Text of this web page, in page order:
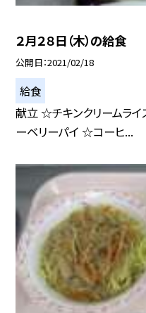
２月２８日（木）の給食
公開日 2021/02/18
給食
献立 ☆チキンクリームラ
ーベリーパイ ☆コーヒ...